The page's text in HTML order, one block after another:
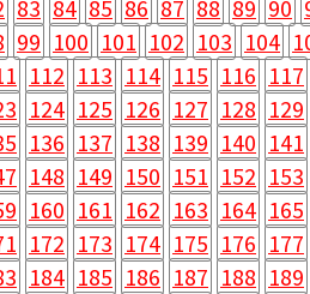
83 84 85 86 87 88 89 90
99 100 101 102 103 104
112 113 114 115 116 117
124 125 126 127 128 129
136 137 138 139 140 141
148 149 150 151 152 153
160 161 162 163 164 165
172 173 174 175 176 177
184 185 186 187 188 189